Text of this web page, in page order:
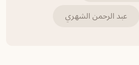
وَالْقَمَرَ دَائِبَيْنِ﴾ [إبراهيم:
عبد الرحمن الشهري